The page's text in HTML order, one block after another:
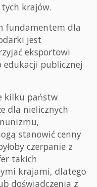
krajów.
fundamentem dla
jest
eksportowi
edukacji publicznej
kilku państw
dla nielicznych
stanowić cenny
czerpanie z
takich
krajami, dlatego
doświadczenia z